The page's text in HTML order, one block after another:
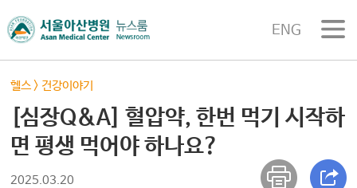
ENG
헬스 > 건강이야기
[심장Q&A] 혈압약, 한번 먹기 시작하
면 평생 먹어야 하나요?
2025.03.20